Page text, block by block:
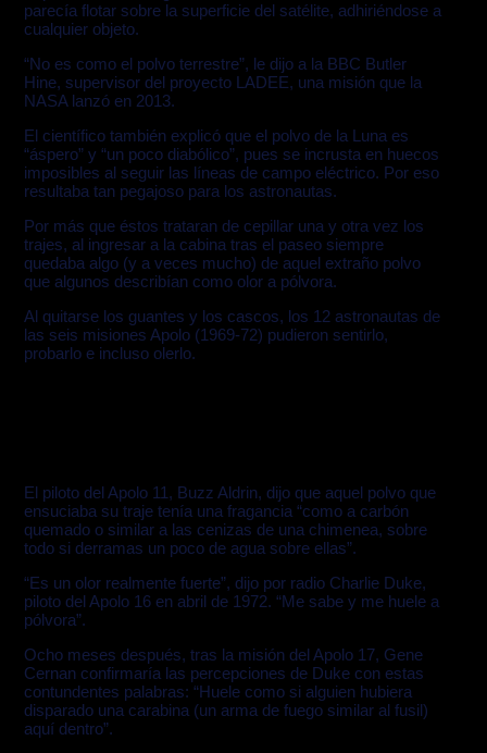
parecía flotar sobre la superficie del satélite, adhiriéndose a
cualquier objeto.
“No es como el polvo terrestre”, le dijo a la BBC Butler
Hine, supervisor del proyecto LADEE, una misión que la
NASA lanzó en 2013.
El científico también explicó que el polvo de la Luna es
“áspero” y “un poco diabólico”, pues se incrusta en huecos
imposibles al seguir las líneas de campo eléctrico. Por eso
resultaba tan pegajoso para los astronautas.
Por más que éstos trataran de cepillar una y otra vez los
trajes, al ingresar a la cabina tras el paseo siempre
quedaba algo (y a veces mucho) de aquel extraño polvo
que algunos describían como olor a pólvora.
Al quitarse los guantes y los cascos, los 12 astronautas de
las seis misiones Apolo (1969-72) pudieron sentirlo,
probarlo e incluso olerlo.
El piloto del Apolo 11, Buzz Aldrin, dijo que aquel polvo que
ensuciaba su traje tenía una fragancia “como a carbón
quemado o similar a las cenizas de una chimenea, sobre
todo si derramas un poco de agua sobre ellas”.
“Es un olor realmente fuerte”, dijo por radio Charlie Duke,
piloto del Apolo 16 en abril de 1972. “Me sabe y me huele a
pólvora”.
Ocho meses después, tras la misión del Apolo 17, Gene
Cernan confirmaría las percepciones de Duke con estas
contundentes palabras: “Huele como si alguien hubiera
disparado una carabina (un arma de fuego similar al fusil)
aquí dentro”.